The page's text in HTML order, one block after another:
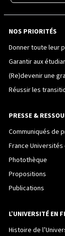
NOS PRIORITÉS
Donner toute leur
Garantir aux
(Re)devenir une
Réussir les
PRESSE &
Communiqués de
France
Photothèque
Propositions
Publications
L’UNIVERSITÉ EN
Histoire de